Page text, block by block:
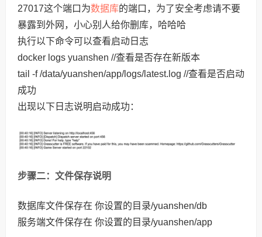
27017这个端口为数据库的端口，为了安全考虑请不要
暴露到外网，小心别人给你删库，哈哈哈
执行以下命令可以查看启动日志
docker logs yuanshen //查看是否存在新版本
tail -f /data/yuanshen/app/logs/latest.log //查看是否启动
成功
出现以下日志说明启动成功：
步骤二：文件保存说明
数据库文件保存在 你设置的目录/yuanshen/db
服务端文件保存在 你设置的目录/yuanshen/app